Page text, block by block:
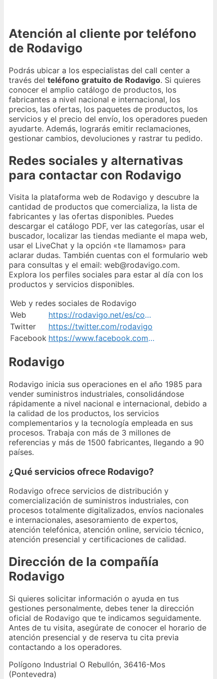
Atención al cliente por teléfono
de Rodavigo
Podrás ubicar a los especialistas del call center a
través del teléfono gratuito de Rodavigo. Si quieres
conocer el amplio catálogo de productos, los
fabricantes a nivel nacional e internacional, los
precios, las ofertas, los paquetes de productos, los
servicios y el precio del envío, los operadores pueden
ayudarte. Además, lograrás emitir reclamaciones,
gestionar cambios, devoluciones y rastrar tu pedido.
Redes sociales y alternativas
para contactar con Rodavigo
Visita la plataforma web de Rodavigo y descubre la
cantidad de productos que comercializa, la lista de
fabricantes y las ofertas disponibles. Puedes
descargar el catálogo PDF, ver las categorías, usar el
buscador, localizar las tiendas mediante el mapa web,
usar el LiveChat y la opción «te llamamos» para
aclarar dudas. También cuentas con el formulario web
para consultas y el email: web@rodavigo.com.
Explora los perfiles sociales para estar al día con los
productos y servicios disponibles.
Web y redes sociales de Rodavigo
Web
https://rodavigo.net/es/contacto
Twitter
https://twitter.com/rodavigo
Facebook
https://www.facebook.com/rodavigo
Rodavigo
Rodavigo inicia sus operaciones en el año 1985 para
vender suministros industriales, consolidándose
rápidamente a nivel nacional e internacional, debido a
la calidad de los productos, los servicios
complementarios y la tecnología empleada en sus
procesos. Trabaja con más de 3 millones de
referencias y más de 1500 fabricantes, llegando a 90
países.
¿Qué servicios ofrece Rodavigo?
Rodavigo ofrece servicios de distribución y
comercialización de suministros industriales, con
procesos totalmente digitalizados, envíos nacionales
e internacionales, asesoramiento de expertos,
atención telefónica, atención online, servicio técnico,
atención presencial y certificaciones de calidad.
Dirección de la compañía
Rodavigo
Si quieres solicitar información o ayuda en tus
gestiones personalmente, debes tener la dirección
oficial de Rodavigo que te indicamos seguidamente.
Antes de tu visita, asegúrate de conocer el horario de
atención presencial y de reserva tu cita previa
contactando a los operadores.
Polígono Industrial O Rebullón, 36416-Mos
(Pontevedra)